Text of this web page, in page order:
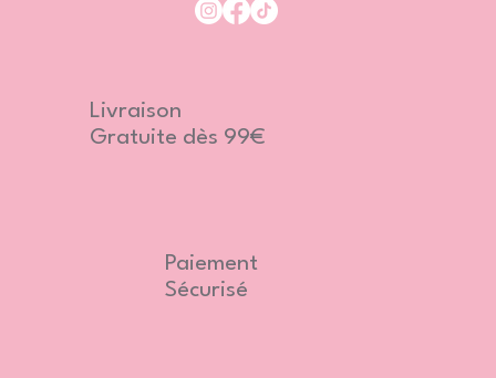
Livraison
Gratuite dès 99€
Paiement
Sécurisé